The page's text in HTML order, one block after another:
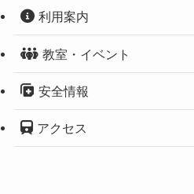
利用案内
教室・イベント
安全情報
アクセス